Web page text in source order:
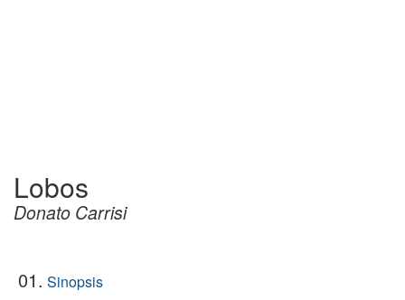
Lobos
Donato Carrisi
01. Sinopsis